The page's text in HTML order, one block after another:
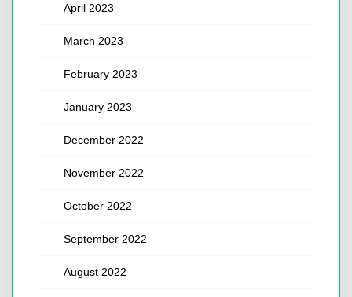
April 2023
March 2023
February 2023
January 2023
December 2022
November 2022
October 2022
September 2022
August 2022